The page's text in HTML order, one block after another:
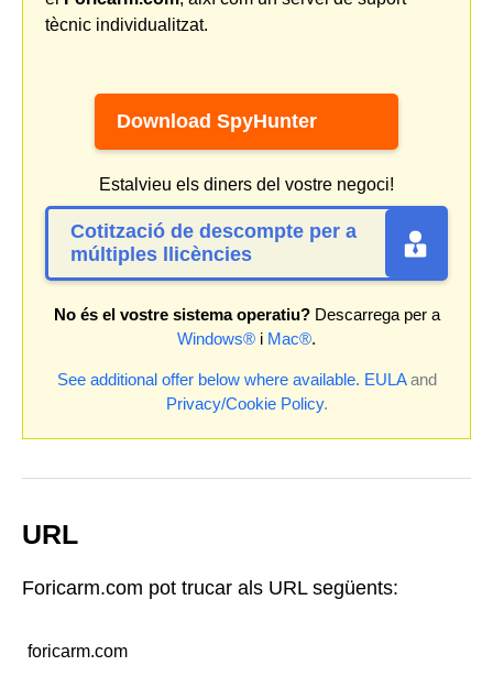
tècnic individualitzat.
Download SpyHunter
Estalvieu els diners del vostre negoci!
Cotització de descompte per a
múltiples llicències
No és el vostre sistema operatiu?Descarrega per a
Windows® i Mac®.
See additional offer below where available. EULAand
Privacy/Cookie Policy.
URL
Foricarm.com pot trucar als URL següents:
foricarm.com